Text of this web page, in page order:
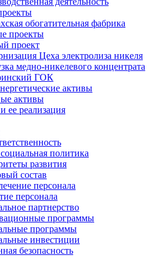
обогатительная фабрика
проекты
проект
Цеха электролиза никеля
медно-никелевого концентрата
ГОК
активы
активы
ее реализация
политика
развития
состав
персонала
персонала
партнерство
программы
программы
инвестиции
безопасность